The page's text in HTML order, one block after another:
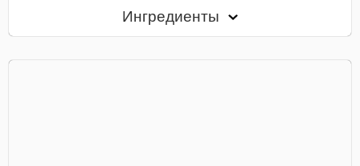
Ингредиенты